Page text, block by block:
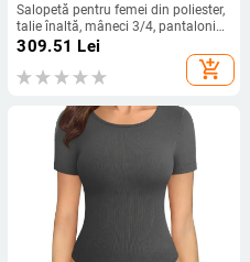
Salopetă pentru femei din poliester,
talie înaltă, mâneci 3/4, pantaloni
lungi, cu buzunare — stil elegant
309.51 Lei
add_shopping_cart